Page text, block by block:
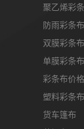
聚乙烯彩
防雨彩条布
双膜彩条布
单膜彩条布
彩条布价格
塑料彩条布
货车篷布